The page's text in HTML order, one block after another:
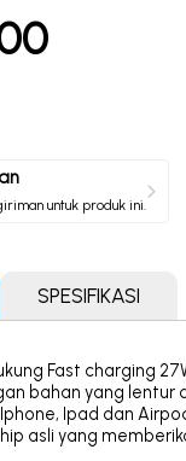
untuk produk ini.
SPESIFIKASI
Fast charging
bahan yang
Ipad dan
asli yang